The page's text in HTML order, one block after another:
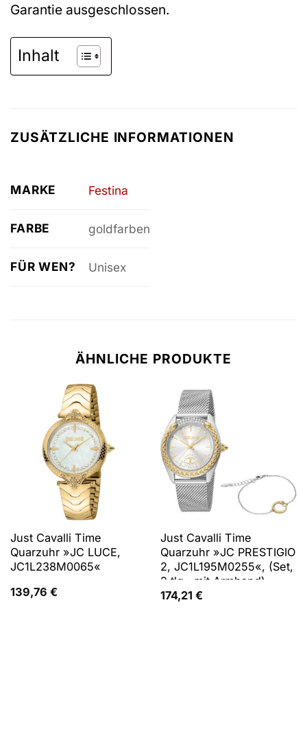
Garantie ausgeschlossen.
Inhalt
ZUSÄTZLICHE INFORMATIONEN
MARKE Festina
FARBE goldfarben
FÜR WEN? Unisex
ÄHNLICHE PRODUKTE
Just Cavalli Time
Quarzuhr »JC LUCE,
JC1L238M0065«
139,76 €
Just Cavalli Time
Quarzuhr »JC PRESTIGIO
2, JC1L195M0255«, (Set,
2 tlg., mit Armband)
174,21 €